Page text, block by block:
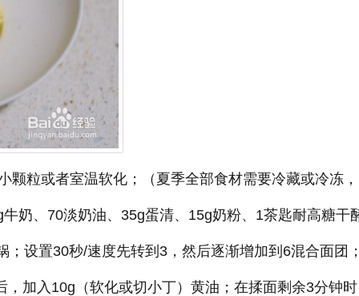
颗粒或者室温软化；（夏季全部食材需要冷藏或冷冻
奶、70淡奶油、35g蛋清、15g奶粉、1茶匙耐高糖干
；设置30秒/速度先转到3，然后逐渐增加到6混合面团
加入10g（软化或切小丁）黄油；在揉面剩余3分钟